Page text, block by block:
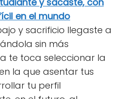
en el mundo
y sacrificio llegaste a
sin más
te toca seleccionar la
la que asentar tus
tu perfil